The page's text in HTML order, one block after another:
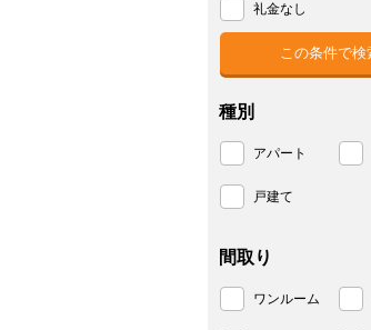
礼金なし
種別
アパート
戸建て
間取り
ワンルーム